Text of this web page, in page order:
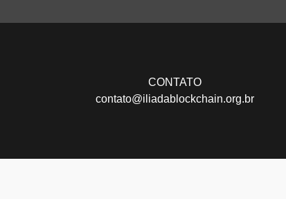
CONTATO
contato@iliadablockchain.org.br